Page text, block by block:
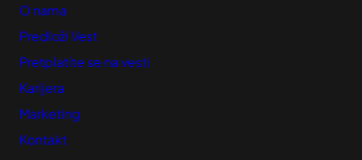
O nama
Predloži Vest
Pretplatite se na vesti
Karijera
Marketing
Kontakt